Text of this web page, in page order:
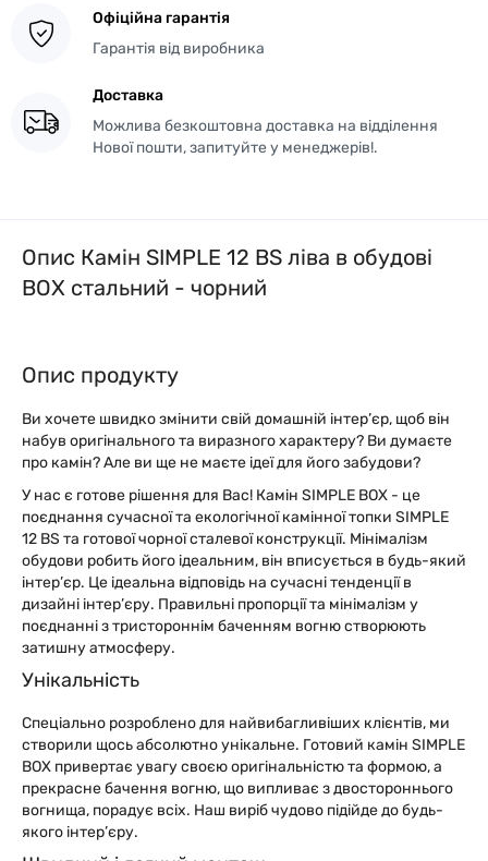
Офіційна гарантія
Гарантія від виробника
Доставка
Можлива безкоштовна доставка на відділення
Нової пошти, запитуйте у менеджерів!.
Опис Камін SIMPLE 12 BS ліва в обудові
BOX стальний - чорний
Опис продукту
Ви хочете швидко змінити свій домашній інтер’єр, щоб він
набув оригінального та виразного характеру? Ви думаєте
про камін? Але ви ще не маєте ідеї для його забудови?
У нас є готове рішення для Вас! Камін SIMPLE ВОX - це
поєднання сучасної та екологічної камінної топки SIMPLE
12 BS та готової чорної сталевої конструкції. Мінімалізм
обудови робить його ідеальним, він вписується в будь-який
інтер’єр. Це ідеальна відповідь на сучасні тенденції в
дизайні інтер’єру. Правильні пропорції та мінімалізм у
поєднанні з тристороннім баченням вогню створюють
затишну атмосферу.
Унікальність
Спеціально розроблено для найвибагливіших клієнтів, ми
створили щось абсолютно унікальне. Готовий камін SIMPLE
ВОX привертає увагу своєю оригінальністю та формою, а
прекрасне бачення вогню, що випливає з двостороннього
вогнища, порадує всіх. Наш виріб чудово підійде до будь-
якого інтер’єру.